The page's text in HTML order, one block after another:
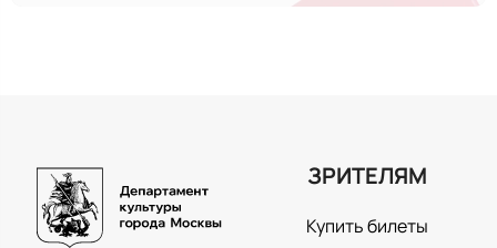
ЗРИТЕЛЯМ
Купить билеты